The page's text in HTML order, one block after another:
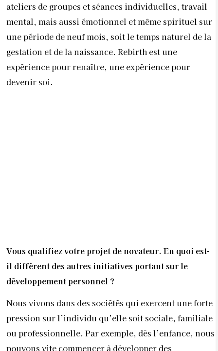
ateliers de groupes et séances individuelles, travail
mental, mais aussi émotionnel et même spirituel sur
une période de neuf mois, soit le temps naturel de la
gestation et de la naissance. Rebirth est une
expérience pour renaître, une expérience pour
devenir soi.
vie et de la personne que nous sommes vraiment. Or
la plupart des thérapeutes et accompagnants en
développement personnel l’affirment : une seule
technique et une seule approche sont souvent
insuffisantes à générer un changement profond et
durable ou encore une authentique libération c’est-
à-dire une reconnexion avec notre identité réelle et